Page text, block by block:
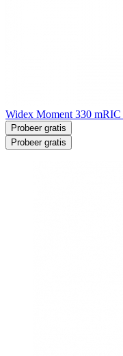
Widex Moment 330 mRIC
Probeer gratis
Probeer gratis